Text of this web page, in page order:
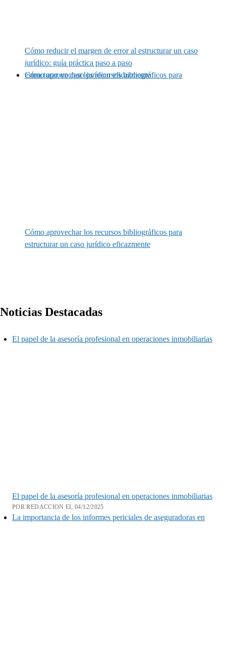
Noticias Destacadas
El papel de la asesoría profesional en operaciones inmobiliarias
El papel de la asesoría profesional en operaciones inmobiliarias
POR REDACCION EL 04/12/2025
La importancia de los informes periciales de aseguradoras en
Cómo reducir el margen de error al estructurar un caso
jurídico: guía práctica paso a paso
Cómo aprovechar los recursos bibliográficos para estructurar un caso jurídico eficazmente
Cómo aprovechar los recursos bibliográficos para
estructurar un caso jurídico eficazmente